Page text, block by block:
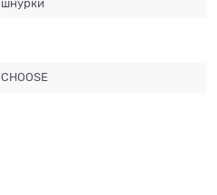
шнурки
CHOOSE